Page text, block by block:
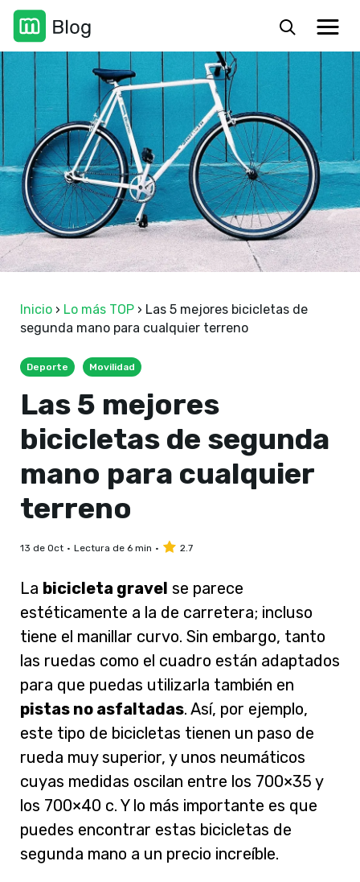
Inicio › Lo más TOP › Las 5 mejores bicicletas de
segunda mano para cualquier terreno
Deporte Movilidad
Las 5 mejores
bicicletas de segunda
mano para cualquier
terreno
13 de Oct Lectura de 6 min 2.7
La bicicleta gravel se parece
estéticamente a la de carretera; incluso
tiene el manillar curvo. Sin embargo, tanto
las ruedas como el cuadro están adaptados
para que puedas utilizarla también en
pistas no asfaltadas. Así, por ejemplo,
este tipo de bicicletas tienen un paso de
rueda muy superior, y unos neumáticos
cuyas medidas oscilan entre los 700×35 y
los 700×40 c. Y lo más importante es que
puedes encontrar estas bicicletas de
segunda mano a un precio increíble.